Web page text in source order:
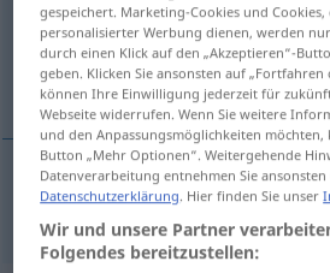
(Für mehr Details die Übersetzung
очарователен
очарователен entzückend
gespeichert. Marketing-Cookies und
personalisierter Werbung dienen, werden
durch einen Klick auf den „Akzeptieren“-
geben. Klicken Sie ansonsten auf „Fortfahren
können Ihre Einwilligung jederzeit für
Webseite widerrufen. Wenn Sie weitere
und den Anpassungsmöglichkeiten möchten,
Button „Mehr Optionen“. Weitergehende
Datenverarbeitung entnehmen Sie
Datenschutzerklärung. Hier finden Sie unser
Wir und unsere Partner
Folgendes bereitzustellen: